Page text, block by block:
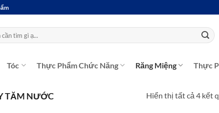
Tóc Thực Phẩm Chức Năng Răng Miệng Thực
TĂM NƯỚC Hiển thị tất cả 4 kết